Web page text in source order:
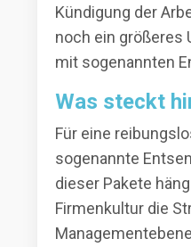
Kündigung der
noch ein größeres
mit sogenannten
Was steckt
Für eine
sogenannte
dieser Pakete
Firmenkultur die